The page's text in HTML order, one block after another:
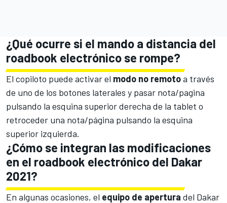
¿Qué ocurre si el mando a distancia del
roadbook electrónico se rompe?
El copiloto puede activar el modo no remotoa través
de uno de los botones laterales y pasar nota/pagina
pulsando la esquina superior derecha de la tablet o
retroceder una nota/página pulsando la esquina
superior izquierda.
¿Cómo se integran las modificaciones
en el roadbook electrónico del Dakar
2021?
En algunas ocasiones, el equipo de apertura del Dakar